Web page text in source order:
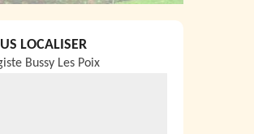
LOCALISER
Bussy Les Poix